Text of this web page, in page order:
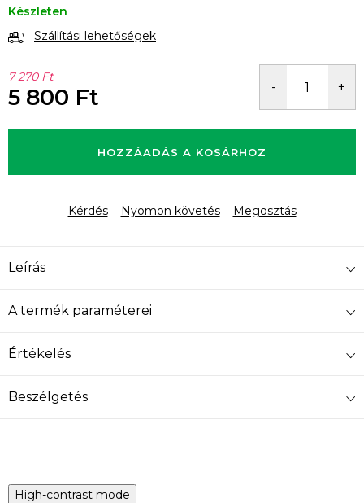
Készleten
Szállítási lehetőségek
7 270 Ft
5 800 Ft
HOZZÁADÁS A KOSÁRHOZ
Kérdés Nyomon követés Megosztás
Leírás
A termék paraméterei
Értékelés
Beszélgetés
High-contrast mode